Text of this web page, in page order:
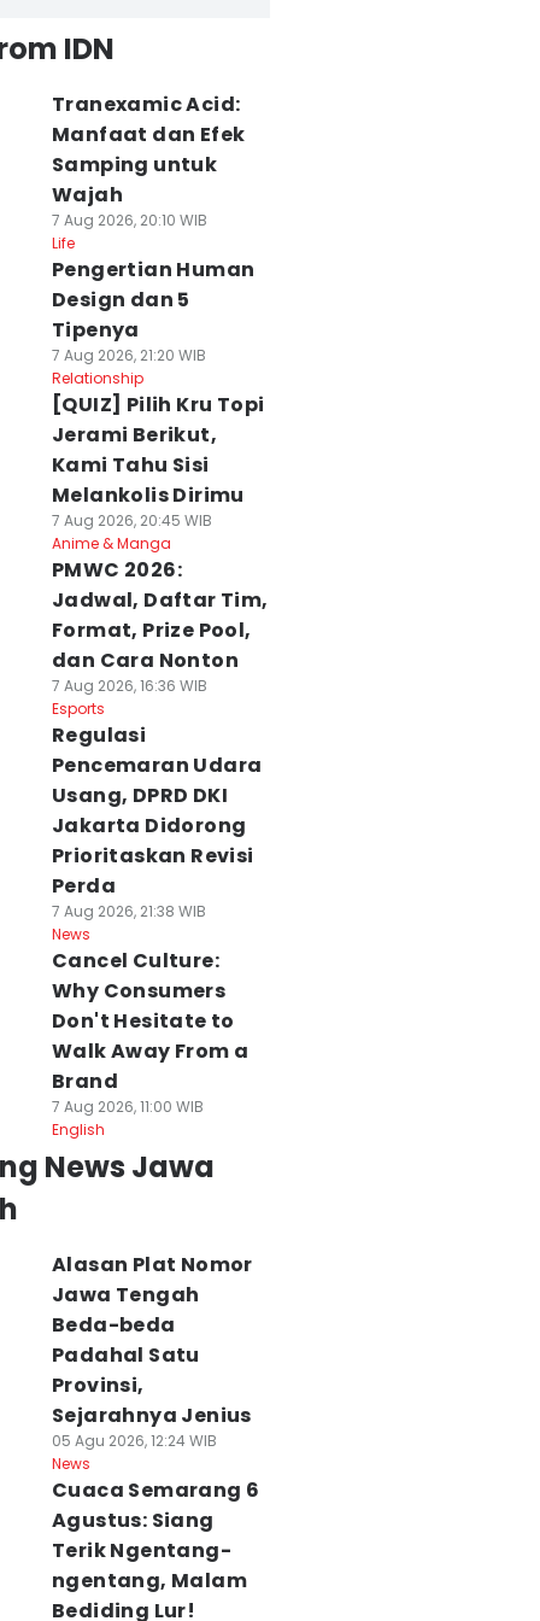
IDN
Tranexamic Acid:
Manfaat dan Efek
Samping untuk
Wajah
7 Aug 2026, 20:10 WIB
Life
Pengertian Human
Design dan 5
Tipenya
7 Aug 2026, 21:20 WIB
Relationship
[QUIZ] Pilih Kru Topi
Jerami Berikut,
Kami Tahu Sisi
Melankolis Dirimu
7 Aug 2026, 20:45 WIB
Anime & Manga
PMWC 2026:
Jadwal, Daftar Tim,
Format, Prize Pool,
dan Cara Nonton
7 Aug 2026, 16:36 WIB
Esports
Regulasi
Pencemaran Udara
Usang, DPRD DKI
Jakarta Didorong
Prioritaskan Revisi
Perda
7 Aug 2026, 21:38 WIB
News
Cancel Culture:
Why Consumers
Don't Hesitate to
Walk Away From a
Brand
7 Aug 2026, 11:00 WIB
English
News Jawa
Alasan Plat Nomor
Jawa Tengah
Beda-beda
Padahal Satu
Provinsi,
Sejarahnya Jenius
05 Agu 2026, 12:24 WIB
News
Cuaca Semarang 6
Agustus: Siang
Terik Ngentang-
ngentang, Malam
Bediding Lur!